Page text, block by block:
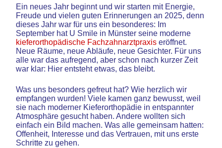
Ein neues Jahr beginnt und wir starten mit Energie,
Freude und vielen guten Erinnerungen an 2025, denn
dieses Jahr war für uns ein besonderes: Im
September hat U Smile in Münster seine moderne
kieferorthopädische Fachzahnarztpraxis eröffnet.
Neue Räume, neue Abläufe, neue Gesichter. Für uns
alle war das aufregend, aber schon nach kurzer Zeit
war klar: Hier entsteht etwas, das bleibt.
Was uns besonders gefreut hat? Wie herzlich wir
empfangen wurden! Viele kamen ganz bewusst, weil
sie nach moderner Kieferorthopädie in entspannter
Atmosphäre gesucht haben. Andere wollten sich
einfach ein Bild machen. Was alle gemeinsam hatten:
Offenheit, Interesse und das Vertrauen, mit uns erste
Schritte zu gehen.